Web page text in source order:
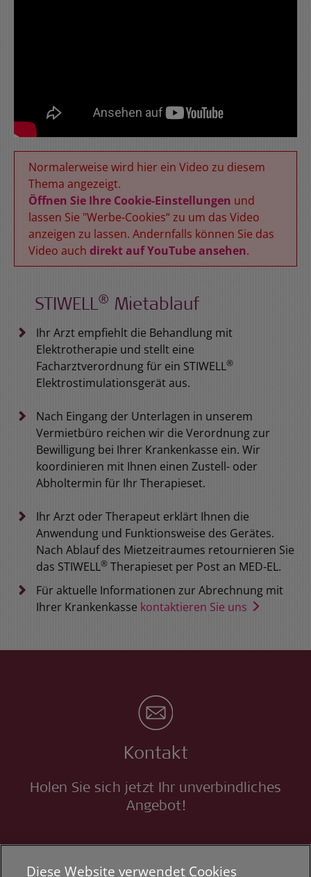
Normalerweise wird hier ein Video zu diesem
Thema angezeigt.
Öffnen Sie Ihre Cookie-Einstellungen und
lassen Sie "Werbe-Cookies“ zu um das Video
anzeigen zu lassen. Andernfalls können Sie das
Video auch direkt auf YouTube ansehen.
STIWELL® Mietablauf
Ihr Arzt empfiehlt die Behandlung mit
Elektrotherapie und stellt eine
Facharztverordnung für ein STIWELL®
Elektrostimulationsgerät aus.
Nach Eingang der Unterlagen in unserem
Vermietbüro reichen wir die Verordnung zur
Bewilligung bei Ihrer Krankenkasse ein. Wir
koordinieren mit Ihnen einen Zustell- oder
Abholtermin für Ihr Therapieset.
Ihr Arzt oder Therapeut erklärt Ihnen die
Anwendung und Funktionsweise des Gerätes.
Nach Ablauf des Mietzeitraumes retournieren Sie
das STIWELL® Therapieset per Post an MED-EL.
Für aktuelle Informationen zur Abrechnung mit
Ihrer Krankenkasse kontaktieren Sie uns
Kontakt
Holen Sie sich jetzt Ihr unverbindliches
Angebot!
Diese Website verwendet Cookies